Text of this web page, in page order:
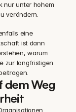
nur unter hohem
verändern.
eine
ist dann
warum
zur langfristigen
dem Weg